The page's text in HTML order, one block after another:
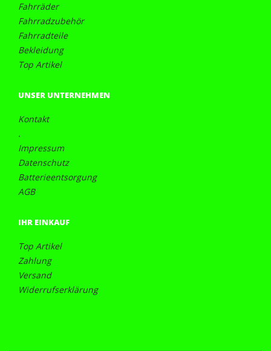
Fahrräder
Fahrradzubehör
Fahrradteile
Bekleidung
Top Artikel
UNSER UNTERNEHMEN
Kontakt
.
Impressum
Datenschutz
Batterieentsorgung
AGB
IHR EINKAUF
Top Artikel
Zahlung
Versand
Widerrufserklärung